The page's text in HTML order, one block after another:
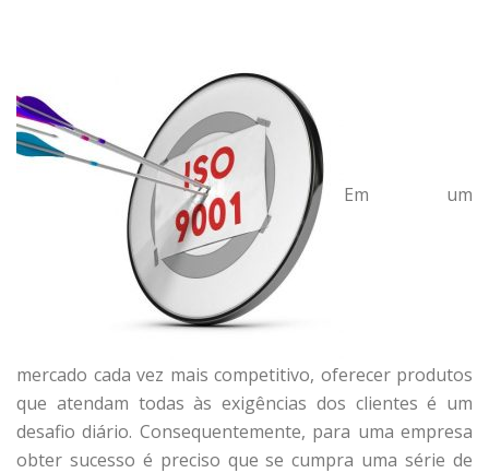
Em um
mercado cada vez mais competitivo, oferecer produtos
que atendam todas às exigências dos clientes é um
desafio diário. Consequentemente, para uma empresa
obter sucesso é preciso que se cumpra uma série de